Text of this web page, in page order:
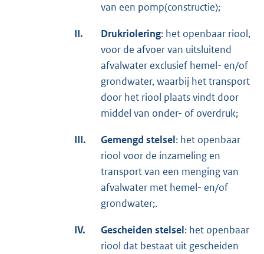
van een pomp(constructie);
II. Drukriolering: het openbaar riool,
voor de afvoer van uitsluitend
afvalwater exclusief hemel- en/of
grondwater, waarbij het transport
door het riool plaats vindt door
middel van onder- of overdruk;
III. Gemengd stelsel: het openbaar
riool voor de inzameling en
transport van een menging van
afvalwater met hemel- en/of
grondwater;.
IV. Gescheiden stelsel: het openbaar
riool dat bestaat uit gescheiden